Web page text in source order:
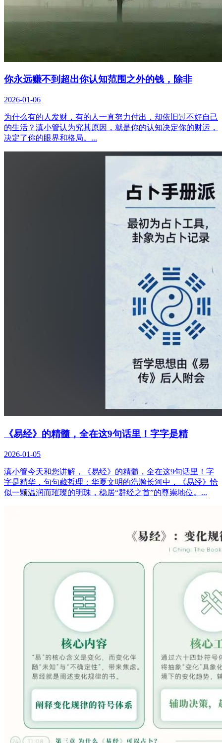
你永远赚不到超出你认知范围之外的钱，除非
2026-01-06
为什么有的人发财，有的人一直努力付出，却依旧过不好自己
的生活？滇小管认为究其原因，就是你的认知决定你的财运，
决定了你的眼界和格局。...
《易经》的精髓，全在这9句话里！字字是精
2026-01-05
滇小管今天和您讲解，《易经》的精髓，全在这9句话里！字
字是精华，句句藏哲理：华夏文明的浩瀚长河中，《易经》恰
似一颗温润而璀璨的明珠，稳居“群经之首”的尊崇地位。...